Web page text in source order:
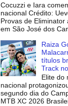
Cocuzzi e Iara
nacional Crédito:
Provas de
em São José dos
Raiza
títulos
Track
Elite do
nacional
segundo dia do
MTB XC 2026